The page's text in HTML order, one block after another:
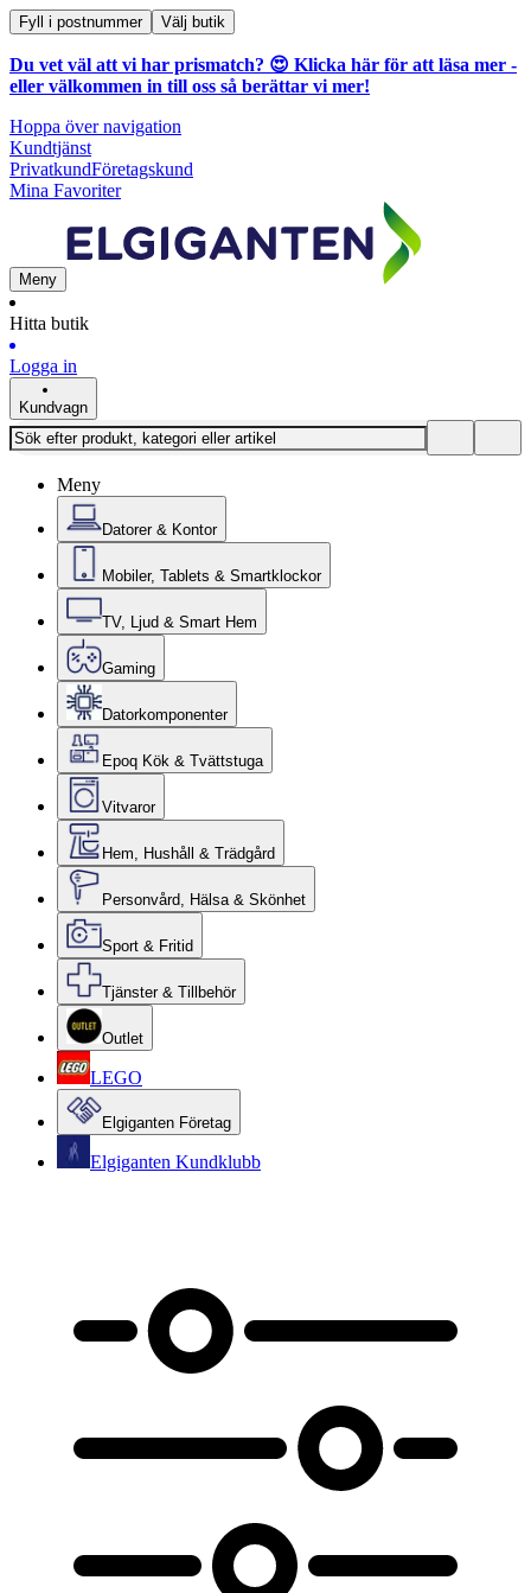
Fyll i postnummer Välj butik
Du vet väl att vi har prismatch? 😍 Klicka här för att läsa mer -
eller välkommen in till oss så berättar vi mer!
Hoppa över navigation
Kundtjänst
PrivatkundFöretagskund
Mina Favoriter
Meny
Hitta butik
Logga in
Kundvagn
Meny
Datorer & Kontor
Mobiler, Tablets & Smartklockor
TV, Ljud & Smart Hem
Gaming
Datorkomponenter
Epoq Kök & Tvättstuga
Vitvaror
Hem, Hushåll & Trädgård
Personvård, Hälsa & Skönhet
Sport & Fritid
Tjänster & Tillbehör
Outlet
LEGO
Elgiganten Företag
Elgiganten Kundklubb